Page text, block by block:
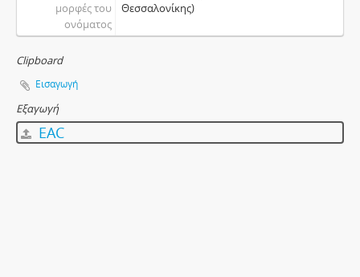
μορφές του
ονόματος
Θεσσαλονίκης)
Clipboard
Εισαγωγή
Εξαγωγή
EAC